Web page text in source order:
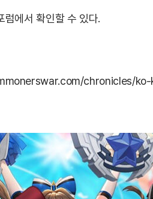
럼에서 확인할 수 있다.
chronicles/ko-